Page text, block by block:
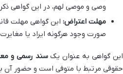
وصی و موصی لهم، در این گواهی
مهلت اعتراض: این گواهی مهلت
صورت وجود هرگونه ایراد یا
این گواهی به عنوان یکسند رسمی و
حقوقی مرتبط با متوفی است و حضور آن